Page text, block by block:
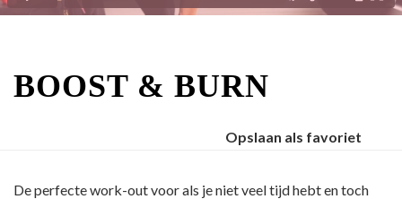
BOOST & BURN
Opslaan als favoriet
De perfecte work-out voor als je niet veel tijd hebt en toch